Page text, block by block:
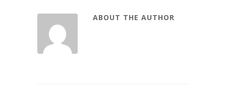
ABOUT THE AUTHOR